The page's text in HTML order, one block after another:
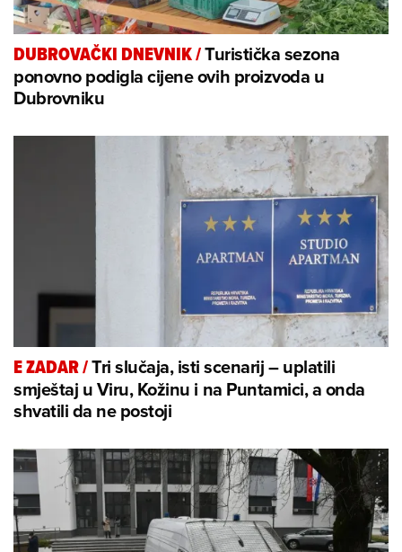
DUBROVAČKI DNEVNIK/Turistička sezona
ponovno podigla cijene ovih proizvoda u
Dubrovniku
E ZADAR/Tri slučaja, isti scenarij – uplatili
smještaj u Viru, Kožinu i na Puntamici, a onda
shvatili da ne postoji